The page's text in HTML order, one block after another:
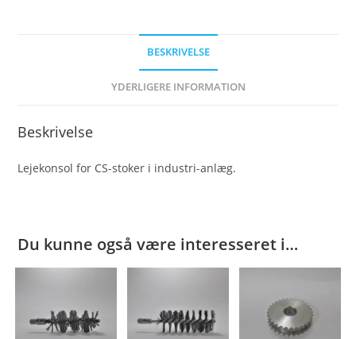
BESKRIVELSE
YDERLIGERE INFORMATION
Beskrivelse
Lejekonsol for CS-stoker i industri-anlæg.
Du kunne også være interesseret i…